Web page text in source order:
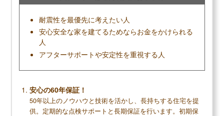
耐震性を最優先に考えたい人
安心安全な家を建てるためならお金をかけられる
人
アフターサポートや安定性を重視する人
安心の60年保証！
50年以上のノウハウと技術を活かし、長持ちする住宅を提
供。定期的な点検サポートと長期保証を行います。初期保